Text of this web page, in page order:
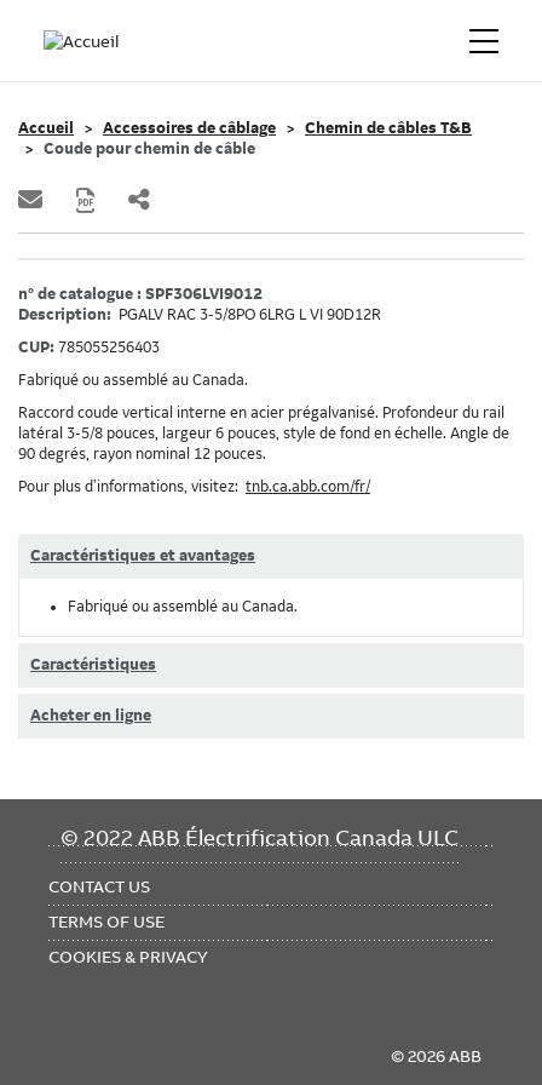
Accueil Accessoires de câblage
Chemin de câbles T&B
Coude pour chemin de câble
n° de catalogue : SPF306LVI9012
Description: PGALV RAC 3-5/8PO 6LRG L VI 90D12R
CUP: 785055256403
Fabriqué ou assemblé au Canada.
Raccord coude vertical interne en acier prégalvanisé. Profondeur du rail
latéral 3-5/8 pouces, largeur 6 pouces, style de fond en échelle. Angle de
90 degrés, rayon nominal 12 pouces.
Pour plus d’informations, visitez: tnb.ca.abb.com/fr/
Caractéristiques et avantages
Fabriqué ou assemblé au Canada.
Caractéristiques
Acheter en ligne
© 2022 ABB Électrification Canada ULC
FOOTER
CONTACT US
TERMS OF USE
COOKIES & PRIVACY
© 2026 ABB